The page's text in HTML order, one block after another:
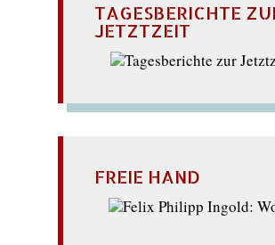
TAGESBERICHTE
JETZTZEIT
FREIE HAND